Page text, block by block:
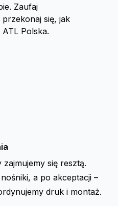
Zaufaj
się, jak
Polska.
się resztą.
a po akceptacji –
druk i montaż.